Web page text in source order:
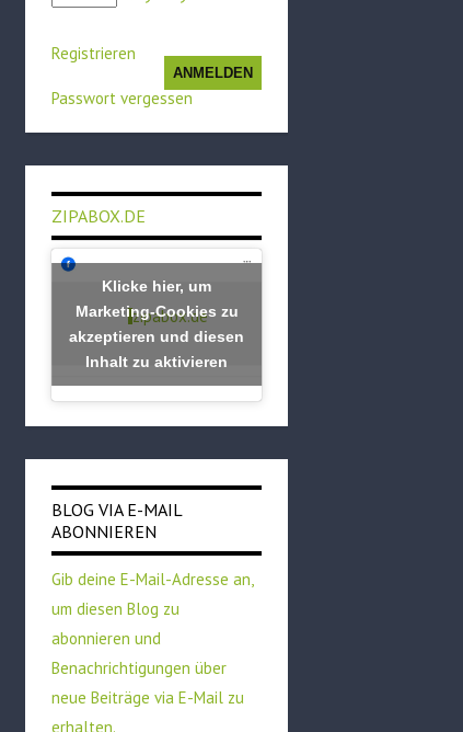
ANMELDEN
Registrieren
Passwort vergessen
ZIPABOX.DE
zipabox.de
Klicke hier, um
Marketing-Cookies zu
akzeptieren und diesen
Inhalt zu aktivieren
BLOG VIA E-MAIL
ABONNIEREN
Gib deine E-Mail-Adresse an,
um diesen Blog zu
abonnieren und
Benachrichtigungen über
neue Beiträge via E-Mail zu
erhalten.